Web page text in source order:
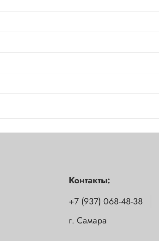
Контакты:
+7 (937) 068-48-38
г. Самара